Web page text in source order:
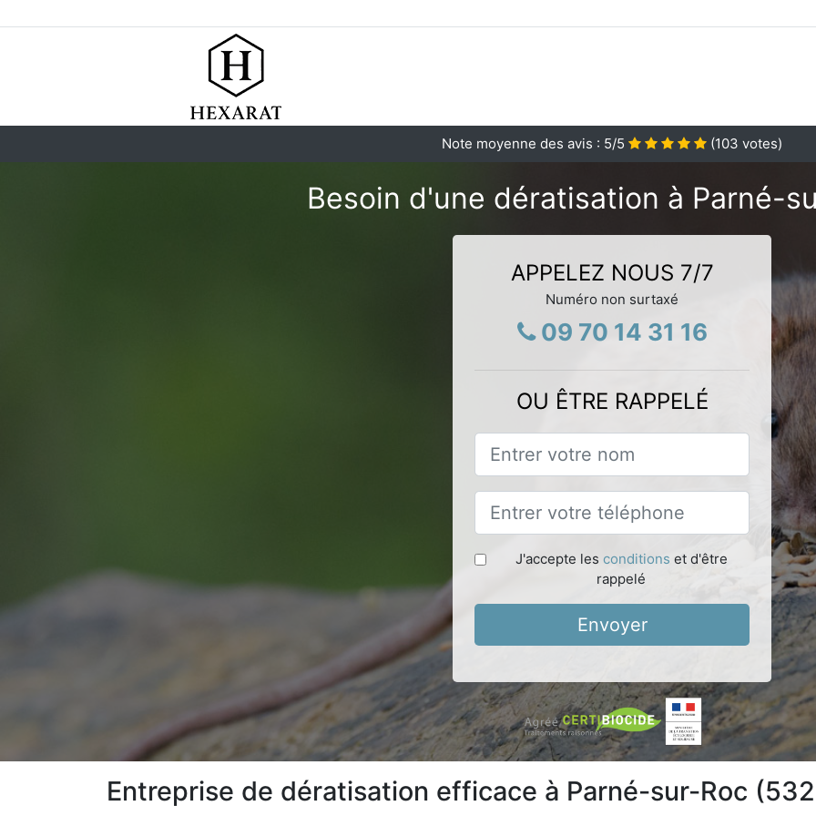
Note moyenne des avis : 5/5 (103 votes)
Besoin d'une dératisation à Parné-
APPELEZ NOUS 7/7
Numéro non surtaxé
09 70 14 31 16
OU ÊTRE RAPPELÉ
J'accepte les conditions et d'être
rappelé
Envoyer
Entreprise de dératisation efficace à Parné-sur-Roc